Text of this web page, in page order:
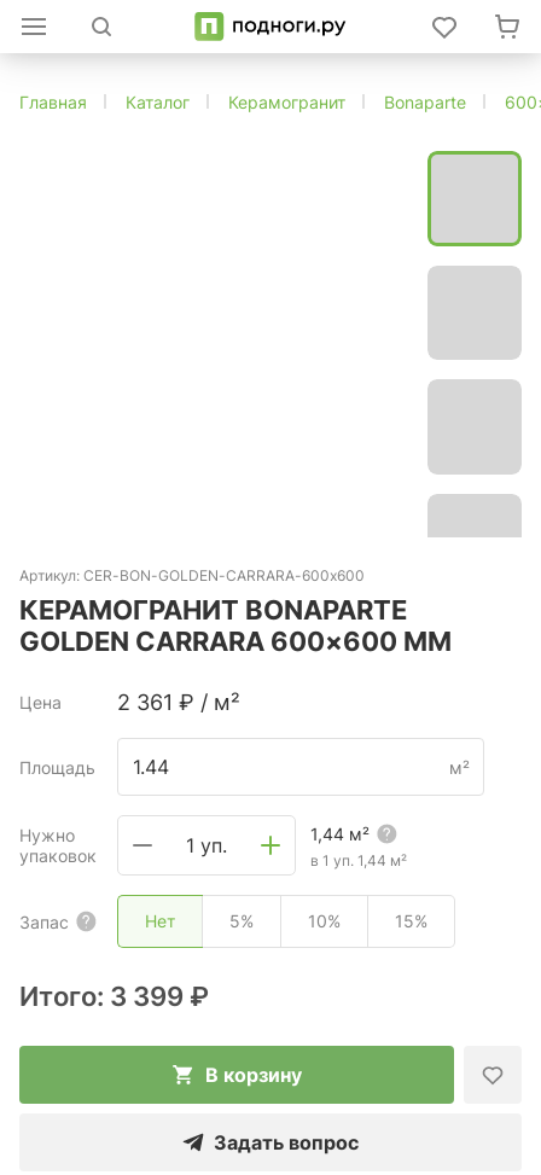
Главная Каталог Керамогранит Bonaparte
Артикул: CER-BON-GOLDEN-CARRARA-600х600
КЕРАМОГРАНИТ BONAPARTE
GOLDEN CARRARA 600×600 ММ
Цена 2 361 ₽ / м²
Площадь м²
Нужно
упаковок
1 уп. 1,44 м²
в 1 уп. 1,44 м²
Запас Нет 5% 10% 15%
Итого: 3 399 ₽
В корзину
Задать вопрос